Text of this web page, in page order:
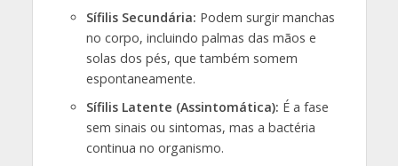
Sífilis Secundária: Podem surgir manchas
no corpo, incluindo palmas das mãos e
solas dos pés, que também somem
espontaneamente.
Sífilis Latente (Assintomática): É a fase
sem sinais ou sintomas, mas a bactéria
continua no organismo.